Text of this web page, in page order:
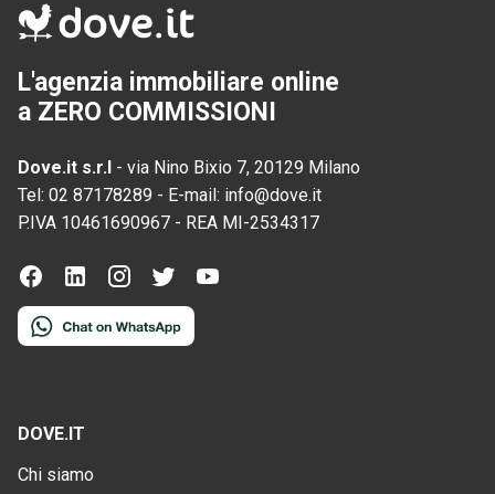
L'agenzia immobiliare online
a ZERO COMMISSIONI
Dove.it s.r.l - via Nino Bixio 7, 20129 Milano
Tel: 02 87178289 - E-mail: info@dove.it
P.IVA 10461690967 - REA MI-2534317
DOVE.IT
Chi siamo